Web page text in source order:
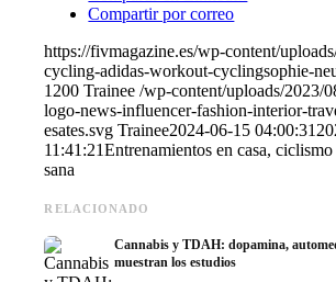
Compartir por correo
https://fivmagazine.es/wp-content/
cycling-adidas-workout-cyclingsophie-
1200 Trainee /wp-content/uploads/2023/
logo-news-influencer-fashion-interior-
esates.svg Trainee2024-06-15 04:00:31
11:41:21Entrenamientos en casa,
sana
RELACIONADO
Cannabis y TDAH: dopamina,
muestran los estudios